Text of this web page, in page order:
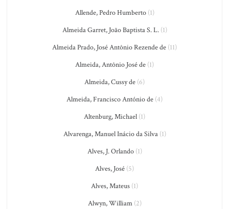
Allende, Pedro Humberto(1)
Almeida Garret, João Baptista S. L.(1)
Almeida Prado, José Antônio Rezende de (11)
Almeida, Antônio José de (1)
Almeida, Cussy de (6)
Almeida, Francisco António de (4)
Altenburg, Michael (1)
Alvarenga, Manuel Inácio da Silva(1)
Alves, J. Orlando(1)
Alves, José (5)
Alves, Mateus (1)
Alwyn, William(2)